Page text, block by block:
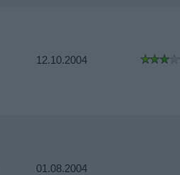
12.10.2004
01.08.2004